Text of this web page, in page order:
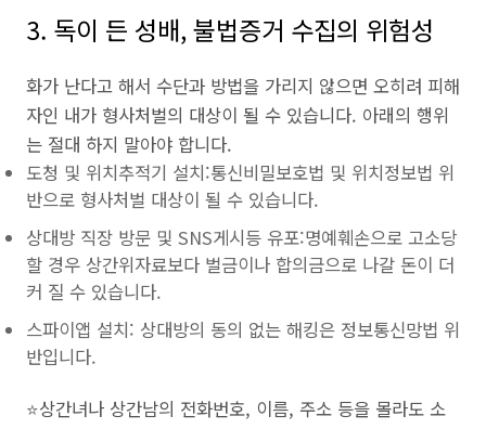
3. 독이 든 성배, 불법증거 수집의 위험성
화가 난다고 해서 수단과 방법을 가리지 않으면 오히려 피해
자인 내가 형사처벌의 대상이 될 수 있습니다. 아래의 행위
는 절대 하지 말아야 합니다.
도청 및 위치추적기 설치:통신비밀보호법 및 위치정보법 위
반으로 형사처벌 대상이 될 수 있습니다.
상대방 직장 방문 및 SNS게시등 유포:명예훼손으로 고소당
할 경우 상간위자료보다 벌금이나 합의금으로 나갈 돈이 더
커 질 수 있습니다.
스파이앱 설치: 상대방의 동의 없는 해킹은 정보통신망법 위
반입니다.
⭐상간녀나 상간남의 전화번호, 이름, 주소 등을 몰라도 소